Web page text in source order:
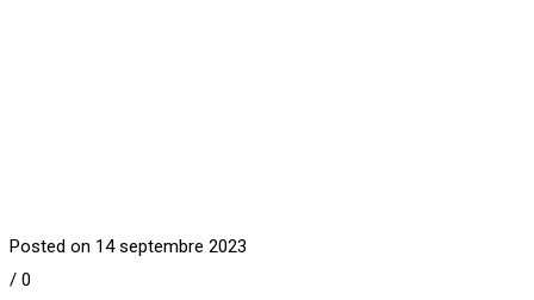
Posted on 14 septembre 2023
/ 0